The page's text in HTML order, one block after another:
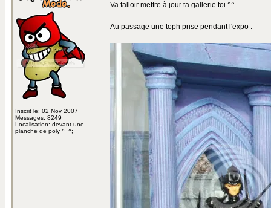
Inscrit le: 02 Nov 2007
Messages: 8249
Localisation: devant une
planche de poly ^_^;
Va falloir mettre à jour ta gallerie toi ^^
Au passage une toph prise pendant l'expo :